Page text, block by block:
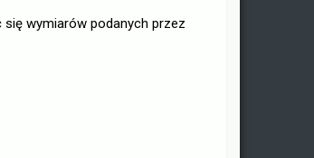
się wymiarów podanych przez